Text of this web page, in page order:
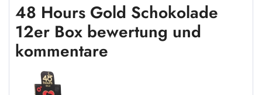
48 Hours Gold Schokolade
12er Box bewertung und
kommentare